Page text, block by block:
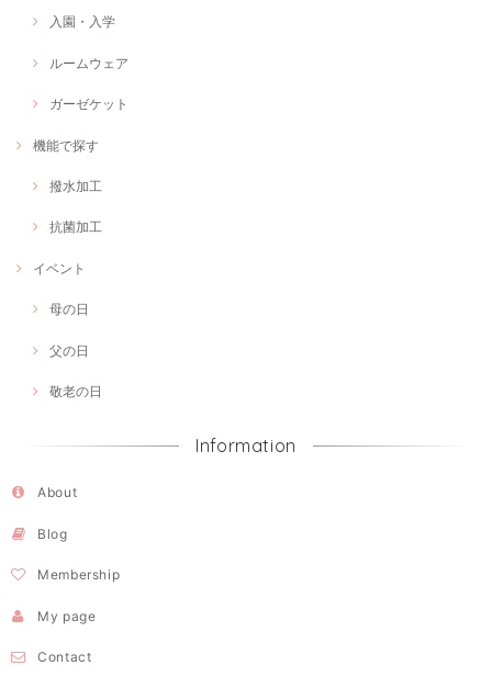
入園・入学
ルームウェア
ガーゼケット
機能で探す
撥水加工
抗菌加工
イベント
母の日
父の日
敬老の日
Information
About
Blog
Membership
My page
Contact